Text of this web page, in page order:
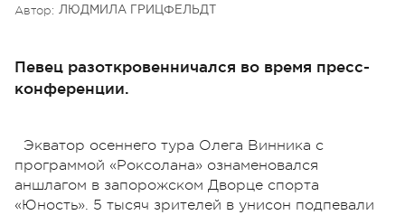
Автор: ЛЮДМИЛА ГРИЦФЕЛЬДТ
Певец разоткровенничался во время пресс-
конференции.
Экватор осеннего тура Олега Винника с
программой «Роксолана» ознаменовался
аншлагом в запорожском Дворце спорта
«Юность». 5 тысяч зрителей в унисон подпевали